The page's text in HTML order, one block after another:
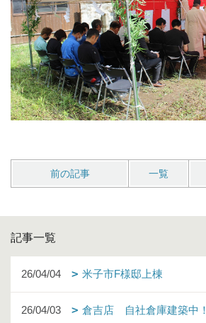
前の記事 一覧
記事一覧
26/04/04 米子市F様邸上棟
26/04/03 倉吉店 自社倉庫建築中！